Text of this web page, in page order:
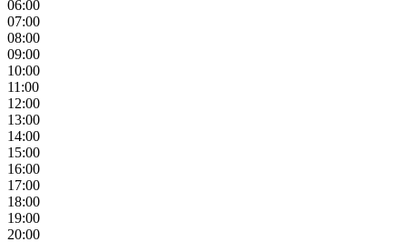
06:00
07:00
08:00
09:00
10:00
11:00
12:00
13:00
14:00
15:00
16:00
17:00
18:00
19:00
20:00